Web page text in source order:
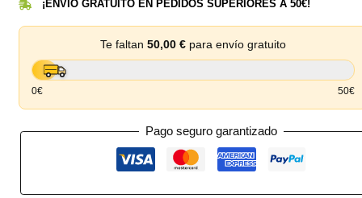
¡ENVÍO GRATUITO EN PEDIDOS SUPERIORES A 50€!
Te faltan 50,00 €para envío gratuito
0€ 50€
Pago seguro garantizado